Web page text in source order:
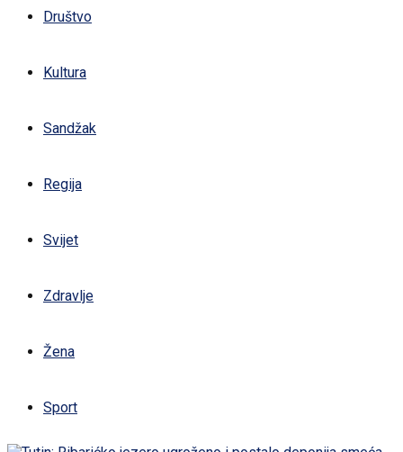
Društvo
Kultura
Sandžak
Regija
Svijet
Zdravlje
Žena
Sport